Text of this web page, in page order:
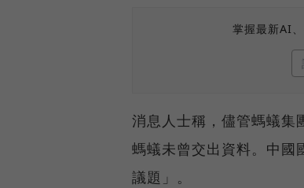
掌握最新AI
消息人士稱，儘管螞蟻集
螞蟻未曾交出資料。中國
議題」。